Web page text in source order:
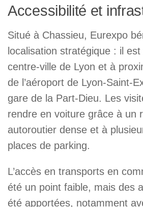
Accessibilité et
Situé à Chassieu, Eurexpo
localisation stratégique : il
centre-ville de Lyon et à
de l’aéroport de Lyon-Saint-
gare de la Part-Dieu. Les
rendre en voiture grâce à un
autoroutier dense et à
places de parking.
L’accès en transports en
été un point faible, mais des
été apportées, notamment